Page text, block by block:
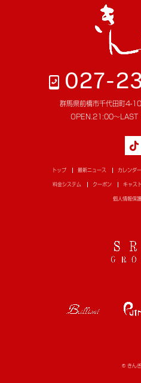
027-
群馬県前橋市千代田町4-
OPEN. 21:00～LAST
トップ 最新ニュース カレンダー
料金システム クーポン キャス
個人情報保
© きん